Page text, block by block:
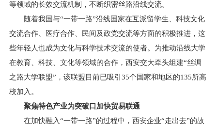
等领域的长效交流机制，不断织密丝路沿线交流。
随着我国与“一带一路”沿线国家在互派留学生、科技文化
交流合作、医疗合作、民间及政党交流等方面的积极推进，这
些年轻人也成为文化与科学技术交流的使者。为推动沿线大学
在教育、科技、文化等领域的合作，西安交大牵头组建“丝绸
之路大学联盟”，该联盟目前已吸引35个国家和地区的135所高
校加入。
聚焦特色产业为突破口加快贸易联通
在加快融入“一带一路”的过程中，西安企业“走出去”的故